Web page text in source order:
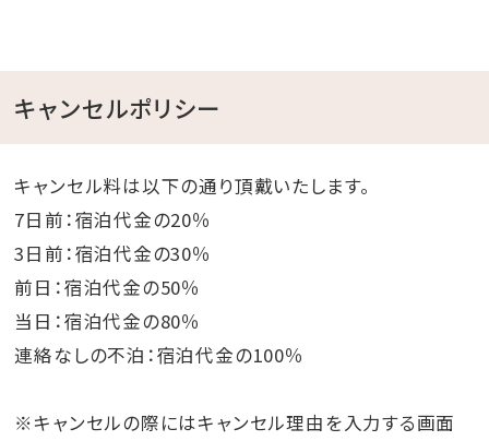
キャンセルポリシー
キャンセル料は以下の通り頂戴いたします。
7日前：宿泊代金の20％
3日前：宿泊代金の30％
前日：宿泊代金の50％
当日：宿泊代金の80％
連絡なしの不泊：宿泊代金の100％
※キャンセルの際にはキャンセル理由を入力する画面